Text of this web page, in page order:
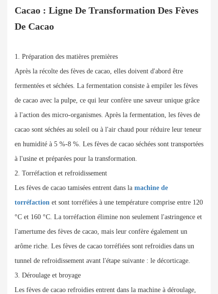
Cacao : Ligne De Transformation Des Fèves
De Cacao
1. Préparation des matières premières
Après la récolte des fèves de cacao, elles doivent d'abord être
fermentées et séchées. La fermentation consiste à empiler les fèves
de cacao avec la pulpe, ce qui leur confère une saveur unique grâce
à l'action des micro-organismes. Après la fermentation, les fèves de
cacao sont séchées au soleil ou à l'air chaud pour réduire leur teneur
en humidité à 5 %-8 %. Les fèves de cacao séchées sont transportées
à l'usine et préparées pour la transformation.
2. Torréfaction et refroidissement
Les fèves de cacao tamisées entrent dans la machine de
torréfaction et sont torréfiées à une température comprise entre 120
°C et 160 °C. La torréfaction élimine non seulement l'astringence et
l'amertume des fèves de cacao, mais leur confère également un
arôme riche. Les fèves de cacao torréfiées sont refroidies dans un
tunnel de refroidissement avant l'étape suivante : le décorticage.
3. Déroulage et broyage
Les fèves de cacao refroidies entrent dans la machine à déroulage,